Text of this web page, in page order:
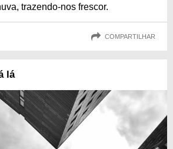
trazendo-nos frescor.
COMPARTILHAR
lá